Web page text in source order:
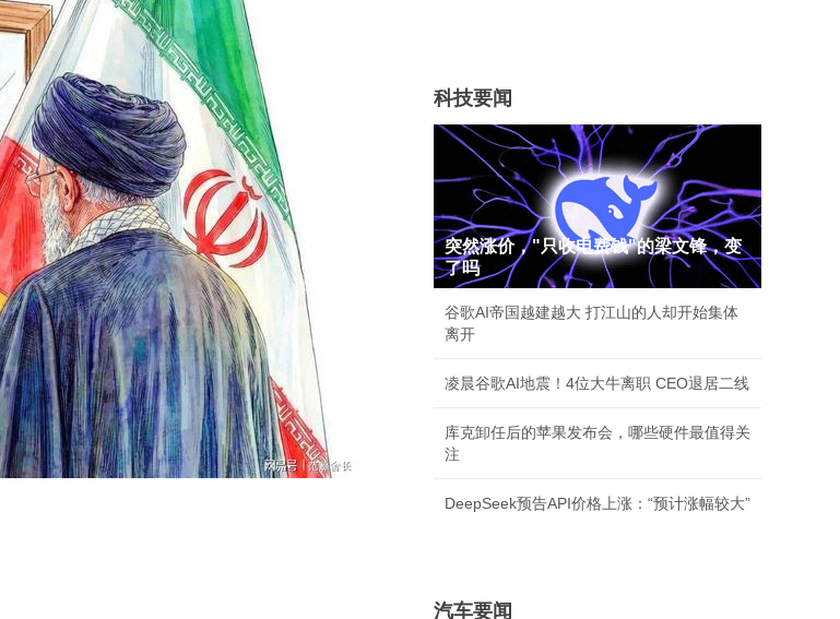
科技要闻
突然涨价，"只收电费钱"的梁文锋，变
了吗
谷歌AI帝国越建越大 打江山的人却开始集体
离开
凌晨谷歌AI地震！4位大牛离职 CEO退居二线
库克卸任后的苹果发布会，哪些硬件最值得关
注
DeepSeek预告API价格上涨：“预计涨幅较大”
汽车要闻